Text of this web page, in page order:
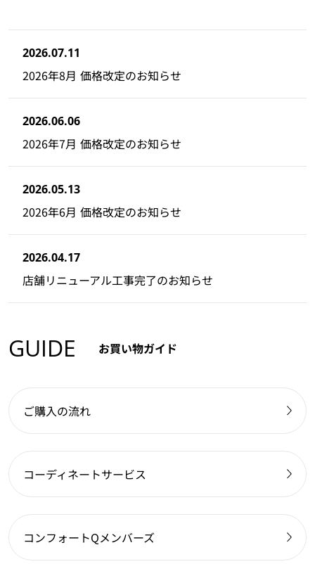
2026.07.11
2026年8月 価格改定のお知らせ
2026.06.06
2026年7月 価格改定のお知らせ
2026.05.13
2026年6月 価格改定のお知らせ
2026.04.17
店舗リニューアル工事完了のお知らせ
GUIDE お買い物ガイド
ご購入の流れ
コーディネートサービス
コンフォートQメンバーズ